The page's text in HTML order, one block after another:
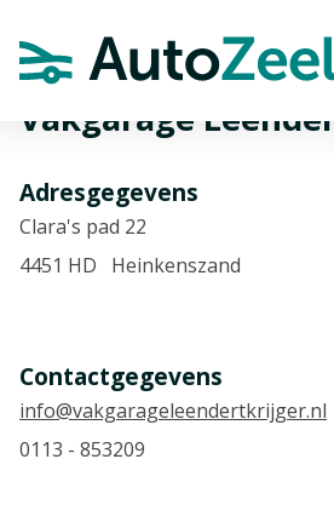
Vakgarage
Adresgegevens
Clara's pad 22
4451 HD Heinkenszand
Contactgegevens
info@vakgarageleendertkrijger.nl
0113 - 853209